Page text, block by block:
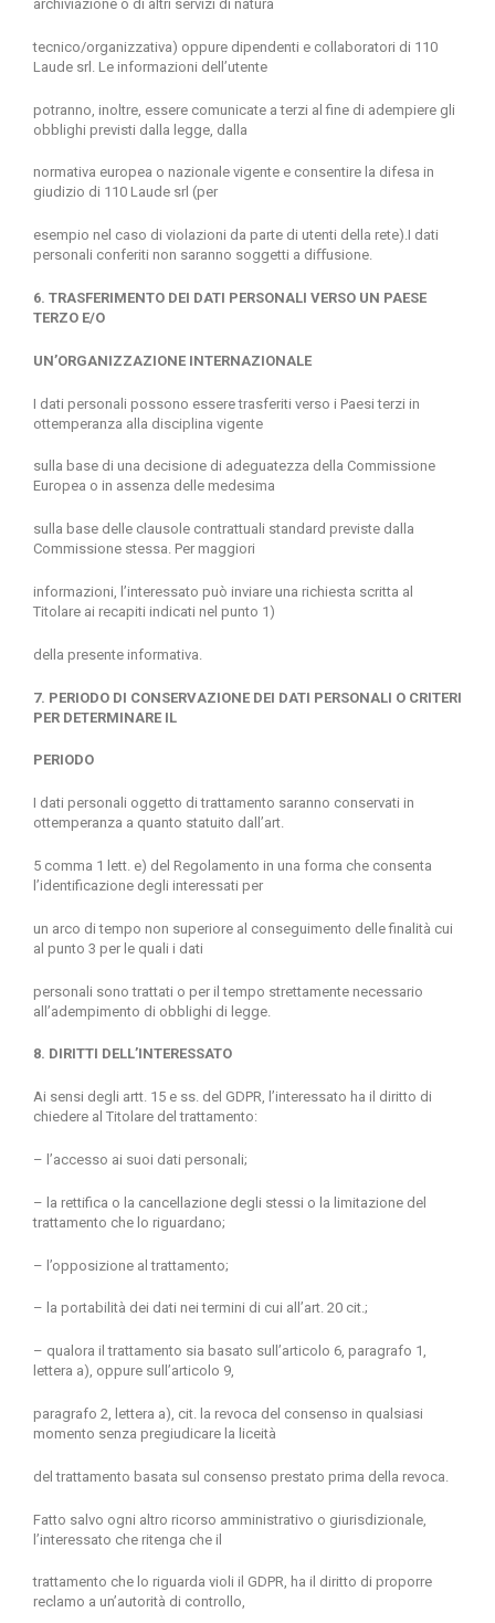
archiviazione o di altri servizi di natura
tecnico/organizzativa) oppure dipendenti e collaboratori di 110
Laude srl. Le informazioni dell’utente
potranno, inoltre, essere comunicate a terzi al fine di adempiere gli
obblighi previsti dalla legge, dalla
normativa europea o nazionale vigente e consentire la difesa in
giudizio di 110 Laude srl (per
esempio nel caso di violazioni da parte di utenti della rete).I dati
personali conferiti non saranno soggetti a diﬀusione.
6. TRASFERIMENTO DEI DATI PERSONALI VERSO UN PAESE
TERZO E/O
UN’ORGANIZZAZIONE INTERNAZIONALE
I dati personali possono essere trasferiti verso i Paesi terzi in
ottemperanza alla disciplina vigente
sulla base di una decisione di adeguatezza della Commissione
Europea o in assenza delle medesima
sulla base delle clausole contrattuali standard previste dalla
Commissione stessa. Per maggiori
informazioni, l’interessato può inviare una richiesta scritta al
Titolare ai recapiti indicati nel punto 1)
della presente informativa.
7. PERIODO DI CONSERVAZIONE DEI DATI PERSONALI O CRITERI
PER DETERMINARE IL
PERIODO
I dati personali oggetto di trattamento saranno conservati in
ottemperanza a quanto statuito dall’art.
5 comma 1 lett. e) del Regolamento in una forma che consenta
l’identificazione degli interessati per
un arco di tempo non superiore al conseguimento delle finalità cui
al punto 3 per le quali i dati
personali sono trattati o per il tempo strettamente necessario
all’adempimento di obblighi di legge.
8. DIRITTI DELL’INTERESSATO
Ai sensi degli artt. 15 e ss. del GDPR, l’interessato ha il diritto di
chiedere al Titolare del trattamento:
– l’accesso ai suoi dati personali;
– la rettifica o la cancellazione degli stessi o la limitazione del
trattamento che lo riguardano;
– l’opposizione al trattamento;
– la portabilità dei dati nei termini di cui all’art. 20 cit.;
– qualora il trattamento sia basato sull’articolo 6, paragrafo 1,
lettera a), oppure sull’articolo 9,
paragrafo 2, lettera a), cit. la revoca del consenso in qualsiasi
momento senza pregiudicare la liceità
del trattamento basata sul consenso prestato prima della revoca.
Fatto salvo ogni altro ricorso amministrativo o giurisdizionale,
l’interessato che ritenga che il
trattamento che lo riguarda violi il GDPR, ha il diritto di proporre
reclamo a un’autorità di controllo,